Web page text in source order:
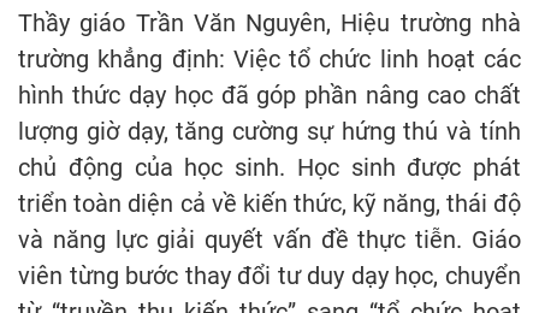
Thầy giáo Trần Văn Nguyên, Hiệu trường nhà
trường khẳng định: Việc tổ chức linh hoạt các
hình thức dạy học đã góp phần nâng cao chất
lượng giờ dạy, tăng cường sự hứng thú và tính
chủ động của học sinh. Học sinh được phát
triển toàn diện cả về kiến thức, kỹ năng, thái độ
và năng lực giải quyết vấn đề thực tiễn. Giáo
viên từng bước thay đổi tư duy dạy học, chuyển